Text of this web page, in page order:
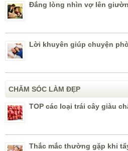
Đắng lòng nhìn vợ lên
Lời khuyên giúp chuyện
CHĂM SÓC LÀM ĐẸP
TOP các loại trái cây giàu
Thắc mắc thường gặp khi